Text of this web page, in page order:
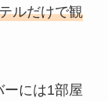
ルだけで観
ーには1部屋